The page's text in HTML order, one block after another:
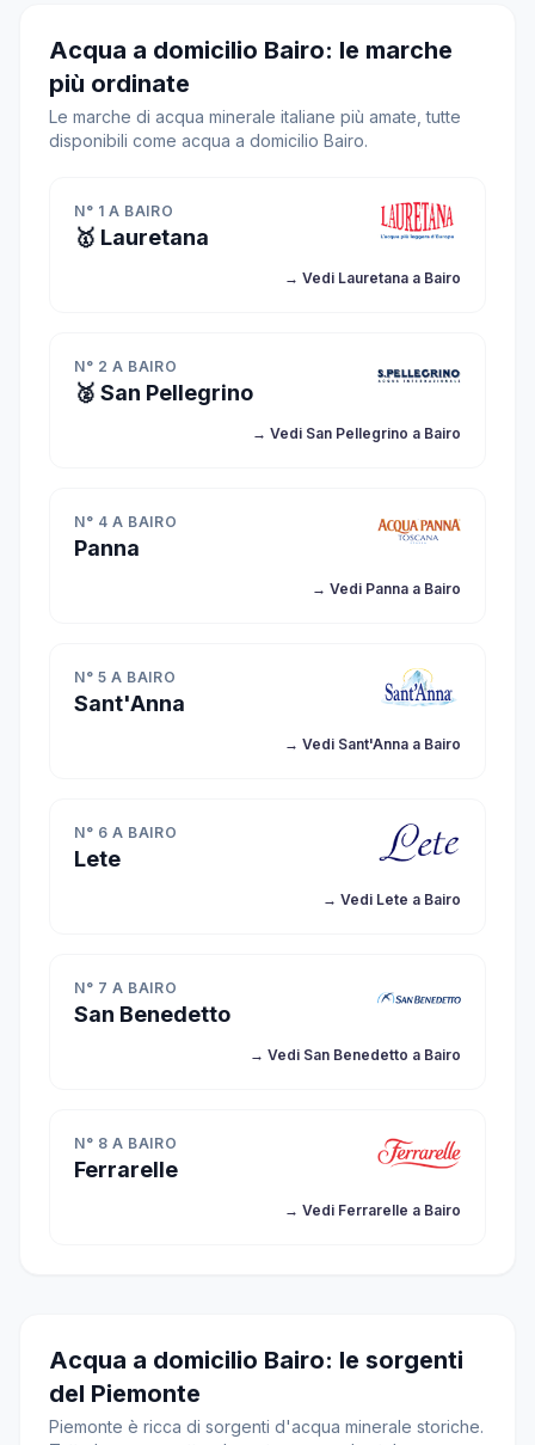
Acqua a domicilio Bairo: le marche
più ordinate
Le marche di acqua minerale italiane più amate, tutte
disponibili come acqua a domicilio Bairo.
N° 1 A BAIRO
🥇 Lauretana
→ Vedi Lauretana a Bairo
N° 2 A BAIRO
🥈 San Pellegrino
→ Vedi San Pellegrino a Bairo
N° 4 A BAIRO
Panna
→ Vedi Panna a Bairo
N° 5 A BAIRO
Sant'Anna
→ Vedi Sant'Anna a Bairo
N° 6 A BAIRO
Lete
→ Vedi Lete a Bairo
N° 7 A BAIRO
San Benedetto
→ Vedi San Benedetto a Bairo
N° 8 A BAIRO
Ferrarelle
→ Vedi Ferrarelle a Bairo
Acqua a domicilio Bairo: le sorgenti
del Piemonte
Piemonte è ricca di sorgenti d'acqua minerale storiche.